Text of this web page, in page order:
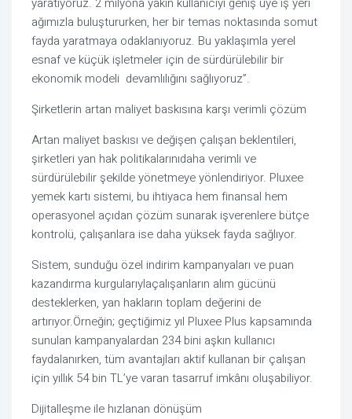
ağımızla buluştururken, her bir temas noktasında somut
fayda yaratmaya odaklanıyoruz. Bu yaklaşımla yerel
esnaf ve küçük işletmeler için de sürdürülebilir bir
ekonomik modeli devamlılığını sağlıyoruz”.
Şirketlerin artan maliyet baskısına karşı verimli çözüm
Artan maliyet baskısı ve değişen çalışan beklentileri,
şirketleri yan hak politikalarınıdaha verimli ve
sürdürülebilir şekilde yönetmeye yönlendiriyor. Pluxee
yemek kartı sistemi, bu ihtiyaca hem finansal hem
operasyonel açıdan çözüm sunarak işverenlere bütçe
kontrolü, çalışanlara ise daha yüksek fayda sağlıyor.
Sistem, sunduğu özel indirim kampanyaları ve puan
kazandırma kurgularıylaçalışanların alım gücünü
desteklerken, yan hakların toplam değerini de
artırıyor.Örneğin; geçtiğimiz yıl Pluxee Plus kapsamında
sunulan kampanyalardan 234 bini aşkın kullanıcı
faydalanırken, tüm avantajları aktif kullanan bir çalışan
için yıllık 54 bin TL’ye varan tasarruf imkânı oluşabiliyor.
Dijitalleşme ile hızlanan dönüşüm